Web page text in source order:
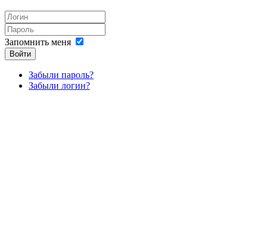
Запомнить меня
Войти
Забыли пароль?
Забыли логин?